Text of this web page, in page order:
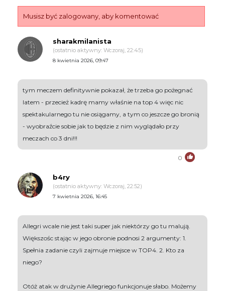
Musisz być zalogowany, aby komentować
sharakmilanista
(ostatnio aktywny: Wczoraj, 22:45)
8 kwietnia 2026, 09:47
tym meczem definitywnie pokazał, że trzeba go pożegnać
latem - przecież kadrę mamy właśnie na top 4 więc nic
spektakularnego tu nie osiągamy, a tym co jeszcze go bronią
- wyobraźcie sobie jak to będzie z nim wyglądało przy
meczach co 3 dni!!!
0
b4ry
(ostatnio aktywny: Wczoraj, 22:52)
7 kwietnia 2026, 16:45
Allegri wcale nie jest taki super jak niektórzy go tu malują.
Większośc stając w jego obronie podnosi 2 argumenty: 1.
Spełnia zadanie czyli zajmuje miejsce w TOP4. 2. Kto za
niego?
Otóż atak w drużynie Allegriego funkcjonuje słabo. Możemy